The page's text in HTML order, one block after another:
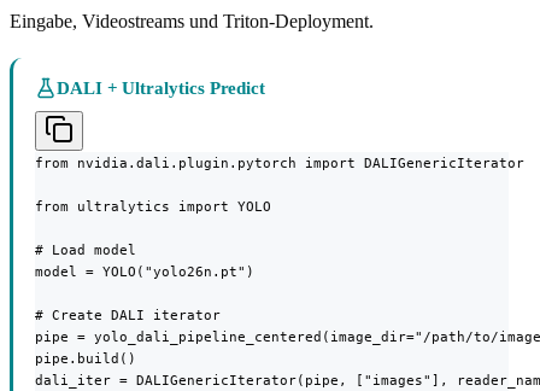
Eingabe, Videostreams und Triton-Deployment.
DALI + Ultralytics Predict
from nvidia.dali.plugin.pytorch import DALIGenericIterator
from ultralytics import YOLO
# Load model
model = YOLO("yolo26n.pt")
# Create DALI iterator
pipe = yolo_dali_pipeline_centered(image_dir="/path/to/
pipe.build()
dali_iter = DALIGenericIterator(pipe, ["images"],